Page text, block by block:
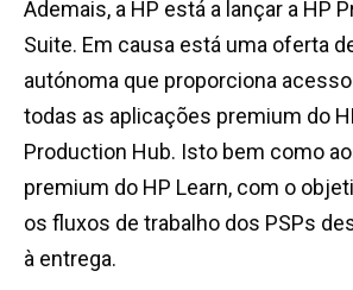
Ademais, a HP está a lançar a HP
Suite. Em causa está uma oferta
autónoma que proporciona
todas as aplicações premium do
Production Hub. Isto bem como
premium do HP Learn, com o
os fluxos de trabalho dos PSPs
à entrega.